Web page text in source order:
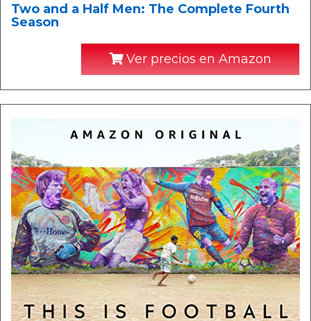
Two and a Half Men: The Complete Fourth
Season
Ver precios en Amazon